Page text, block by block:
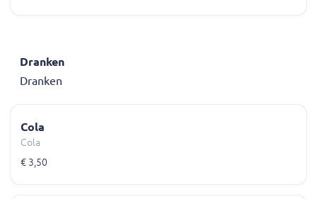
Dranken
Dranken
Cola
Cola
€ 3,50